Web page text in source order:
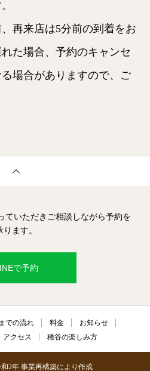
再来店は5分前の到着をお
た場合、予約のキャンセ
場合がありますので、ご
ていただきご相談しながら予約を
ります。
で予約
での流れ 料金
お知らせ
アクセス 穂谷の楽しみ方
2年 事業再構築により作成